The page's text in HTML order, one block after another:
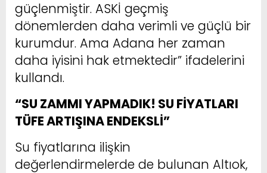
güçlenmiştir. ASKİ geçmiş
dönemlerden daha verimli ve güçlü bir
kurumdur. Ama Adana her zaman
daha iyisini hak etmektedir” ifadelerini
kullandı.
“SU ZAMMI YAPMADIK! SU FİYATLARI
TÜFE ARTIŞINA ENDEKSLİ”
Su fiyatlarına ilişkin
değerlendirmelerde de bulunan Altıok,